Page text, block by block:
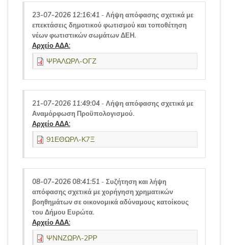
23-07-2026 12:16:41 - Λήψη απόφασης σχετικά με
επεκτάσεις δημοτικού φωτισμού και τοποθέτηση
νέων φωτιστικών σωμάτων ΔΕΗ.
Αρχείο ΑΔΑ:
ΨΡΑΛΩΡΛ-ΟΓΖ
21-07-2026 11:49:04 - Λήψη απόφασης σχετικά με
Αναμόρφωση Προϋπολογισμού.
Αρχείο ΑΔΑ:
91ΕΘΩΡΛ-Κ7Ξ
08-07-2026 08:41:51 - Συζήτηση και λήψη
απόφασης σχετικά με χορήγηση χρηματικών
βοηθημάτων σε οικονομικά αδύναμους κατοίκους
του Δήμου Ευρώτα.
Αρχείο ΑΔΑ:
ΨΝΝΖΩΡΛ-2ΡΡ